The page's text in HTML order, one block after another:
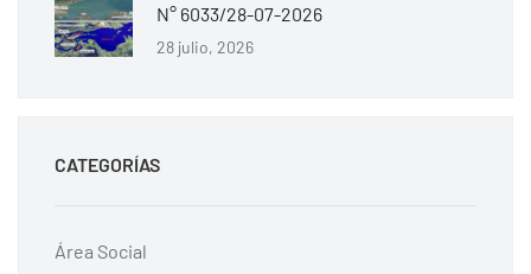
N° 6033/28-07-2026
28 julio, 2026
CATEGORÍAS
Área Social